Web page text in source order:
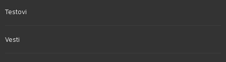
Testovi
Vesti